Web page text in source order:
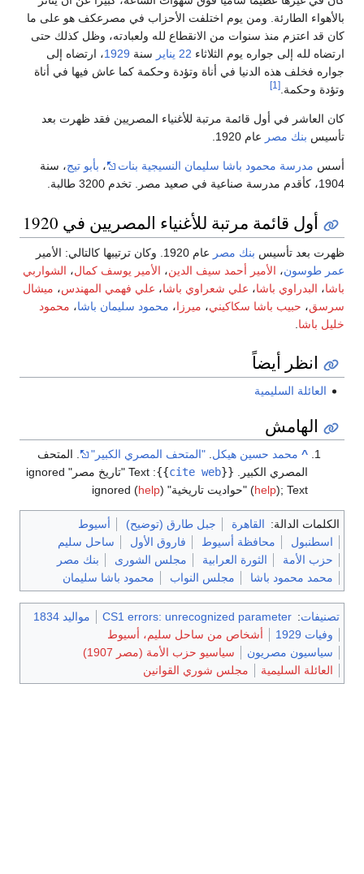
بالأهواء الطارئة. ومن يوم اختلفت الأحزاب في مصرعكف هو على ما
كان قد اعتزم منذ سنوات من الانقطاع لله ولعبادته، وظل كذلك حتى
ارتضاه لله إلى جواره يوم الثلاثاء 22 يناير سنة 1929، ارتضاه إلى
جواره فخلف هذه الدنيا في أناة وتؤدة وحكمة كما عاش فيها في أناة
وتؤدة وحكمة.[1]
كان العاشر في أول قائمة مرتبة للأغنياء المصريين فقد ظهرت بعد
تأسيس بنك مصر عام 1920.
أسس مدرسة محمود باشا سليمان النسيجية بنات ، بأبو تيج‎، سنة
1904، كأقدم مدرسة صناعية في صعيد مصر. تخدم 3200 طالبة.
أول قائمة مرتبة للأغنياء المصريين في 1920
ظهرت بعد تأسيس بنك مصر عام 1920. وكان ترتيبها كالتالي: الأمير
عمر طوسون، الأمير أحمد سيف الدين، الأمير يوسف كمال، الشواربي
باشا، البدراوي باشا، علي شعراوي باشا، علي فهمي المهندس، ميشال
سرسق، حبيب باشا سكاكيني، ميرزا، محمود سليمان باشا، محمود
خليل باشا
انظر أيضاً
العائلة السليمية
الهامش
^ محمد حسين هيكل "المتحف المصري الكبير"
. المتحف
المصري الكبير.
{{
cite web
}}
:
Text "تاريخ مصر" ignored
(help);Text "حواديت تاريخية" ignored ( help)
الكلمات الدالة: القاهرة جبل طارق (توضيح)
أسيوط
اسطنبول
محافظة أسيوط فاروق الأول
ساحل سليم
حزب الأمة
الثورة العرابية مجلس الشورى
بنك مصر
محمد محمود باشا
مجلس النواب محمود باشا سليمان
تصنيفات:
CS1 errors: unrecognized parameter
مواليد 1834
وفيات 1929
أشخاص من ساحل سليم، أسيوط
سياسيون مصريون
سياسيو حزب الأمة (مصر 1907)
العائلة السليمية
مجلس شوري القوانين